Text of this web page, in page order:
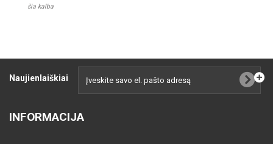
šia kalba
Naujienlaiškiai
INFORMACIJA